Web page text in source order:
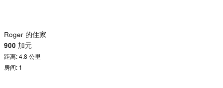
Roger 的住家
900 加元
距离: 4.8 公里
房间: 1